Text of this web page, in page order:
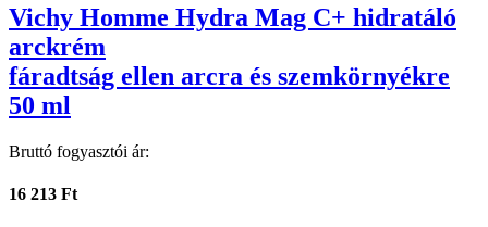
Vichy Homme Hydra Mag C+ hidratáló
arckrém
fáradtság ellen arcra és szemkörnyékre
50 ml
Bruttó fogyasztói ár:
16 213 Ft